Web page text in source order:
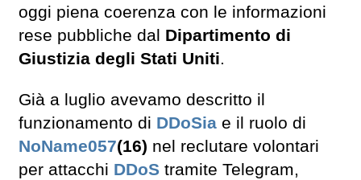
oggi piena coerenza con le informazioni
rese pubbliche dal Dipartimento di
Giustizia degli Stati Uniti.
Già a luglio avevamo descritto il
funzionamento di DDoSia e il ruolo di
NoName057(16) nel reclutare volontari
per attacchi DDoS tramite Telegram,